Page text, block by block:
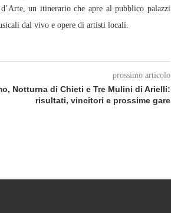
un itinerario che apre al pubblico palazzi
dal vivo e opere di artisti locali.
prossimo articolo
Notturna di Chieti e Tre Mulini di Arielli:
risultati, vincitori e prossime gare